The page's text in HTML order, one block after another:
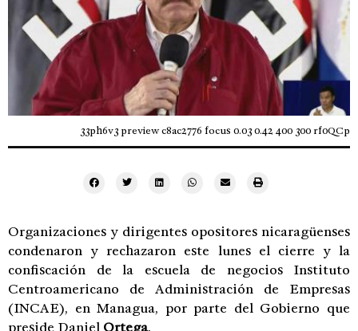
33ph6v3 preview c8ac2776 focus 0.03 0.42 400 300 rf0QCp
Organizaciones y dirigentes opositores nicaragüenses
condenaron y rechazaron este lunes el cierre y la
confiscación de la escuela de negocios Instituto
Centroamericano de Administración de Empresas
(INCAE), en Managua, por parte del Gobierno que
preside Daniel Ortega.